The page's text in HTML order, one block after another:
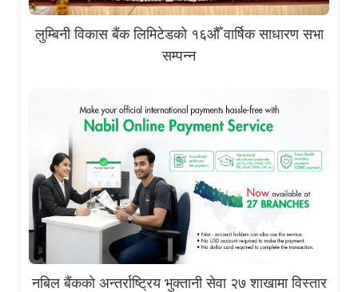
लुम्बिनी विकास बैंक लिमिटेडको १६औँ वार्षिक साधारण सभा
सम्पन्न
नबिल बैंकको अन्तर्राष्ट्रिय भुक्तानी सेवा २७ शाखामा विस्तार